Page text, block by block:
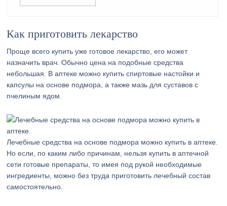
Как приготовить лекарство
Проще всего купить уже готовое лекарство, его может
назначить врач. Обычно цена на подобные средства
небольшая. В аптеке можно купить спиртовые настойки и
капсулы на основе подмора, а также мазь для суставов с
пчелиным ядом.
Лечебные средства на основе подмора можно купить в аптеке.
Но если, по каким либо причинам, нельзя купить в аптечной
сети готовые препараты, то имея под рукой необходимые
ингредиенты, можно без труда приготовить лечебный состав
самостоятельно.